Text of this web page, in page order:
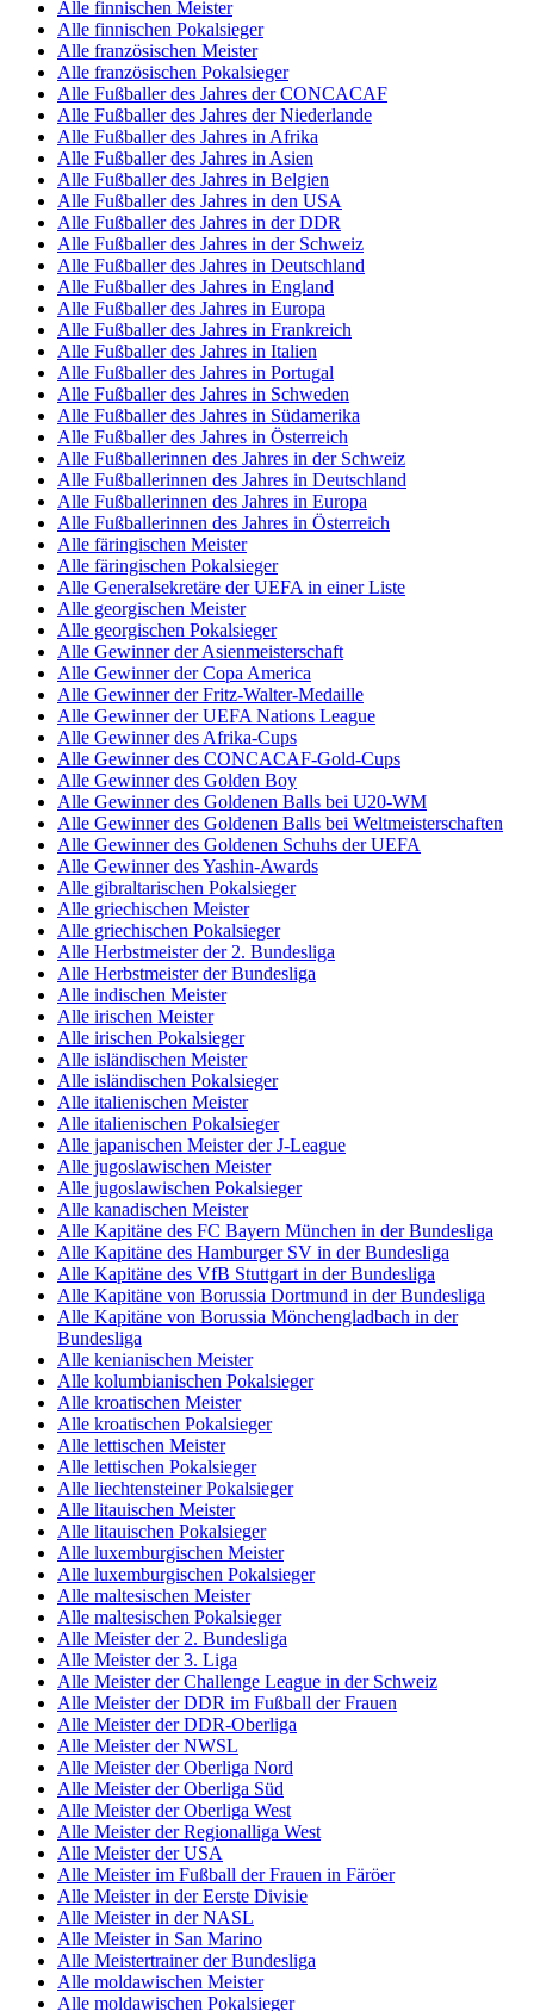
Alle finnischen Meister
Alle finnischen Pokalsieger
Alle französischen Meister
Alle französischen Pokalsieger
Alle Fußballer des Jahres der CONCACAF
Alle Fußballer des Jahres der Niederlande
Alle Fußballer des Jahres in Afrika
Alle Fußballer des Jahres in Asien
Alle Fußballer des Jahres in Belgien
Alle Fußballer des Jahres in den USA
Alle Fußballer des Jahres in der DDR
Alle Fußballer des Jahres in der Schweiz
Alle Fußballer des Jahres in Deutschland
Alle Fußballer des Jahres in England
Alle Fußballer des Jahres in Europa
Alle Fußballer des Jahres in Frankreich
Alle Fußballer des Jahres in Italien
Alle Fußballer des Jahres in Portugal
Alle Fußballer des Jahres in Schweden
Alle Fußballer des Jahres in Südamerika
Alle Fußballer des Jahres in Österreich
Alle Fußballerinnen des Jahres in der Schweiz
Alle Fußballerinnen des Jahres in Deutschland
Alle Fußballerinnen des Jahres in Europa
Alle Fußballerinnen des Jahres in Österreich
Alle färingischen Meister
Alle färingischen Pokalsieger
Alle Generalsekretäre der UEFA in einer Liste
Alle georgischen Meister
Alle georgischen Pokalsieger
Alle Gewinner der Asienmeisterschaft
Alle Gewinner der Copa America
Alle Gewinner der Fritz-Walter-Medaille
Alle Gewinner der UEFA Nations League
Alle Gewinner des Afrika-Cups
Alle Gewinner des CONCACAF-Gold-Cups
Alle Gewinner des Golden Boy
Alle Gewinner des Goldenen Balls bei U20-WM
Alle Gewinner des Goldenen Balls bei Weltmeisterschaften
Alle Gewinner des Goldenen Schuhs der UEFA
Alle Gewinner des Yashin-Awards
Alle gibraltarischen Pokalsieger
Alle griechischen Meister
Alle griechischen Pokalsieger
Alle Herbstmeister der 2. Bundesliga
Alle Herbstmeister der Bundesliga
Alle indischen Meister
Alle irischen Meister
Alle irischen Pokalsieger
Alle isländischen Meister
Alle isländischen Pokalsieger
Alle italienischen Meister
Alle italienischen Pokalsieger
Alle japanischen Meister der J-League
Alle jugoslawischen Meister
Alle jugoslawischen Pokalsieger
Alle kanadischen Meister
Alle Kapitäne des FC Bayern München in der Bundesliga
Alle Kapitäne des Hamburger SV in der Bundesliga
Alle Kapitäne des VfB Stuttgart in der Bundesliga
Alle Kapitäne von Borussia Dortmund in der Bundesliga
Alle Kapitäne von Borussia Mönchengladbach in der
Bundesliga
Alle kenianischen Meister
Alle kolumbianischen Pokalsieger
Alle kroatischen Meister
Alle kroatischen Pokalsieger
Alle lettischen Meister
Alle lettischen Pokalsieger
Alle liechtensteiner Pokalsieger
Alle litauischen Meister
Alle litauischen Pokalsieger
Alle luxemburgischen Meister
Alle luxemburgischen Pokalsieger
Alle maltesischen Meister
Alle maltesischen Pokalsieger
Alle Meister der 2. Bundesliga
Alle Meister der 3. Liga
Alle Meister der Challenge League in der Schweiz
Alle Meister der DDR im Fußball der Frauen
Alle Meister der DDR-Oberliga
Alle Meister der NWSL
Alle Meister der Oberliga Nord
Alle Meister der Oberliga Süd
Alle Meister der Oberliga West
Alle Meister der Regionalliga West
Alle Meister der USA
Alle Meister im Fußball der Frauen in Färöer
Alle Meister in der Eerste Divisie
Alle Meister in der NASL
Alle Meister in San Marino
Alle Meistertrainer der Bundesliga
Alle moldawischen Meister
Alle moldawischen Pokalsieger